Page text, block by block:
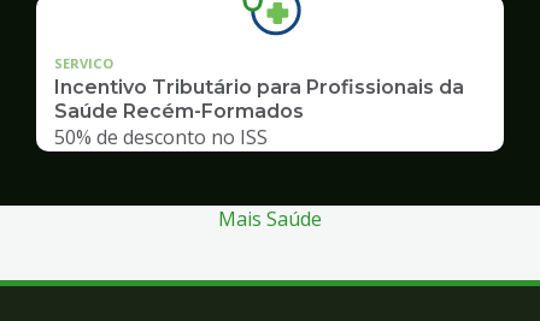
SERVICO
Incentivo Tributário para Profissionais da
Saúde Recém-Formados
50% de desconto no ISS
Mais Saúde